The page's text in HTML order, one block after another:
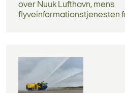
over Nuuk Lufthavn, mens
flyveinformationstjenesten